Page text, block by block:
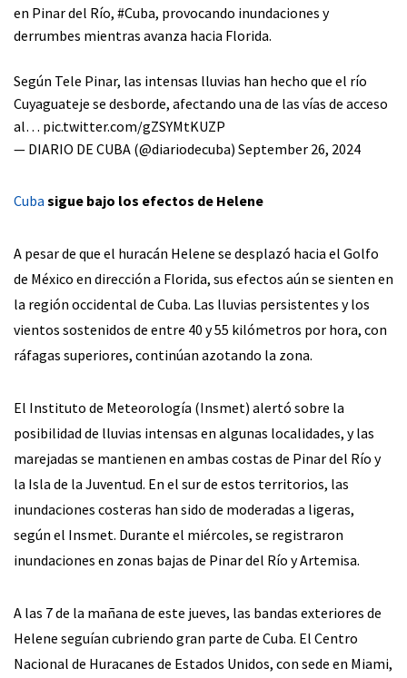
en Pinar del Río, #Cuba, provocando inundaciones y
derrumbes mientras avanza hacia Florida.
Según Tele Pinar, las intensas lluvias han hecho que el río
Cuyaguateje se desborde, afectando una de las vías de acceso
al… pic.twitter.com/gZSYMtKUZP
— DIARIO DE CUBA (@diariodecuba) September 26, 2024
Cuba sigue bajo los efectos de Helene
A pesar de que el huracán Helene se desplazó hacia el Golfo
de México en dirección a Florida, sus efectos aún se sienten en
la región occidental de Cuba. Las lluvias persistentes y los
vientos sostenidos de entre 40 y 55 kilómetros por hora, con
ráfagas superiores, continúan azotando la zona.
El Instituto de Meteorología (Insmet) alertó sobre la
posibilidad de lluvias intensas en algunas localidades, y las
marejadas se mantienen en ambas costas de Pinar del Río y
la Isla de la Juventud. En el sur de estos territorios, las
inundaciones costeras han sido de moderadas a ligeras,
según el Insmet. Durante el miércoles, se registraron
inundaciones en zonas bajas de Pinar del Río y Artemisa.
A las 7 de la mañana de este jueves, las bandas exteriores de
Helene seguían cubriendo gran parte de Cuba. El Centro
Nacional de Huracanes de Estados Unidos, con sede en Miami,